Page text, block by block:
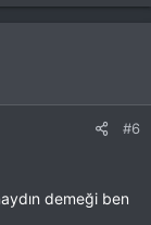
#6
demeği ben